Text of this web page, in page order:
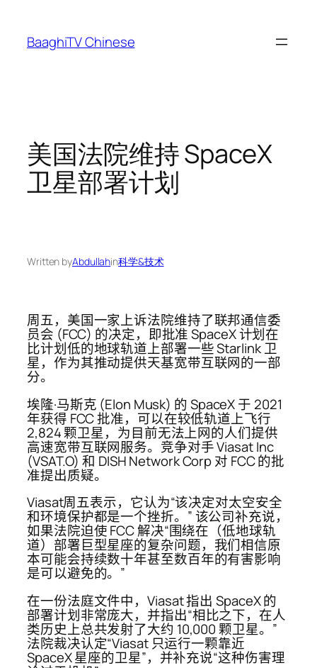
content
BaaghiTV Chinese
美国法院维持 SpaceX
卫星部署计划
Written byAbdullahin科学&技术
周五，美国一家上诉法院维持了联邦通信委
员会 (FCC) 的决定，即批准 SpaceX 计划在
比计划低的地球轨道上部署一些 Starlink 卫
星，作为其推动提供天基宽带互联网的一部
分。
埃隆·马斯克 (Elon Musk) 的 SpaceX 于 2021
年获得 FCC 批准，可以在较低轨道上飞行
2,824 颗卫星，为目前无法上网的人们提供
高速宽带互联网服务。竞争对手 Viasat Inc
(VSAT.O) 和 DISH Network Corp 对 FCC 的批
准提出质疑。
Viasat周五表示，它认为“该决定对太空安全
和环境保护都是一个挫折。” 该公司补充说，
如果法院迫使 FCC 解决“围绕在（低地球轨
道）部署巨型星座的复杂问题，我们相信原
本可能会持续数十年甚至数百年的有害影响
是可以避免的。”
在一份法庭文件中，Viasat 指出 SpaceX 的
部署计划非常庞大，并指出“相比之下，在人
类历史上总共发射了大约 10,000 颗卫星。”
法院裁决认定“Viasat 只运行一颗靠近
SpaceX 星座的卫星”，并补充说“这种伤害理